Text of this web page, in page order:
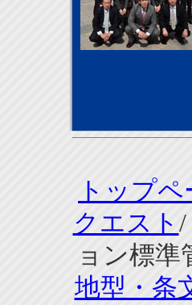
トップペ
クエスト /
ョン標準
地型・条